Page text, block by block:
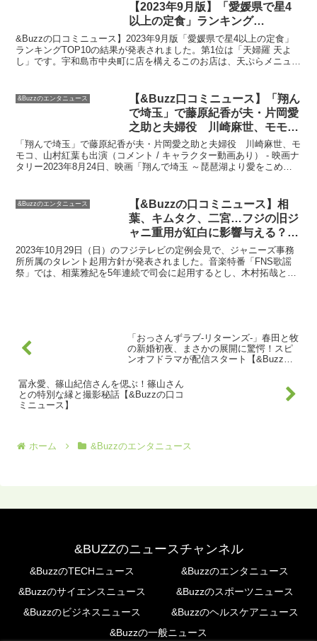
【2023年9月版】「愛媛県で星4
以上の定食」ランキング
TOP10！ 1位は「天婦羅 天よ
し」（1/5） | 定食 ねとらぼ調査
隊
&Buzzの口コミニュース】2023年9月版「愛媛県で星4以上の定食」
ランキングTOP10の結果が発表されました。第1位は「天婦羅 天よ
し」です。宇和島市中央町に店を構えるこのお店は、天ぷらメニュー
&Buzzのエンタニュース
【&Buzz口コミニュース】「翔ん
で埼玉」で藤原紀香が夫・片岡愛
之助と夫婦役 川崎麻世、モモ
コ、山村紅葉も出演（コメント /
キャラクター動画あり） – 映画ナ
タリー
「翔んで埼玉」で藤原紀香が夫・片岡愛之助と夫婦役 川崎麻世、モ
モコ、山村紅葉も出演（コメント / キャラクター動画あり） - 映画ナ
タリー2023年8月24日、映画「翔んで埼玉 ～琵琶湖より愛をこめて
&Buzzのエンタニュース
【&Buzzの口コミニュース】相
葉、キムタク、二宮…フジの旧ジ
ャニ重用が紅白に影響与える？
（スポニチ） | 毎日新聞
2023年10月29日（日）のフジテレビの定例会見で、ジャニーズ事務
所所属のタレント起用方針が発表されました。音楽特番「FNS歌謡
祭」では、相葉雅紀を5年連続で司会に起用するとし、木村拓哉と二
「おっさんずラブ-リターンズ-」春田と牧
の新婚初夜、まさかの展開に驚愕！スピ
ンオフドラマが配信スタート【&Buzzの
冨永愛、篠山紀信さんを偲ぶ！篠山さん
との特別な縁と撮影秘話【&Buzzの口コ
ミニュース】
ホーム &Buzzのエンタニュース
&BUZZのニュースチャンネル
&BuzzのTECHニュース
&Buzzのエンタニュース
&Buzzのサイエンスニュース
&Buzzのスポーツニュース
&Buzzのビジネスニュース
&Buzzのヘルスケアニュース
&Buzzの一般ニュース